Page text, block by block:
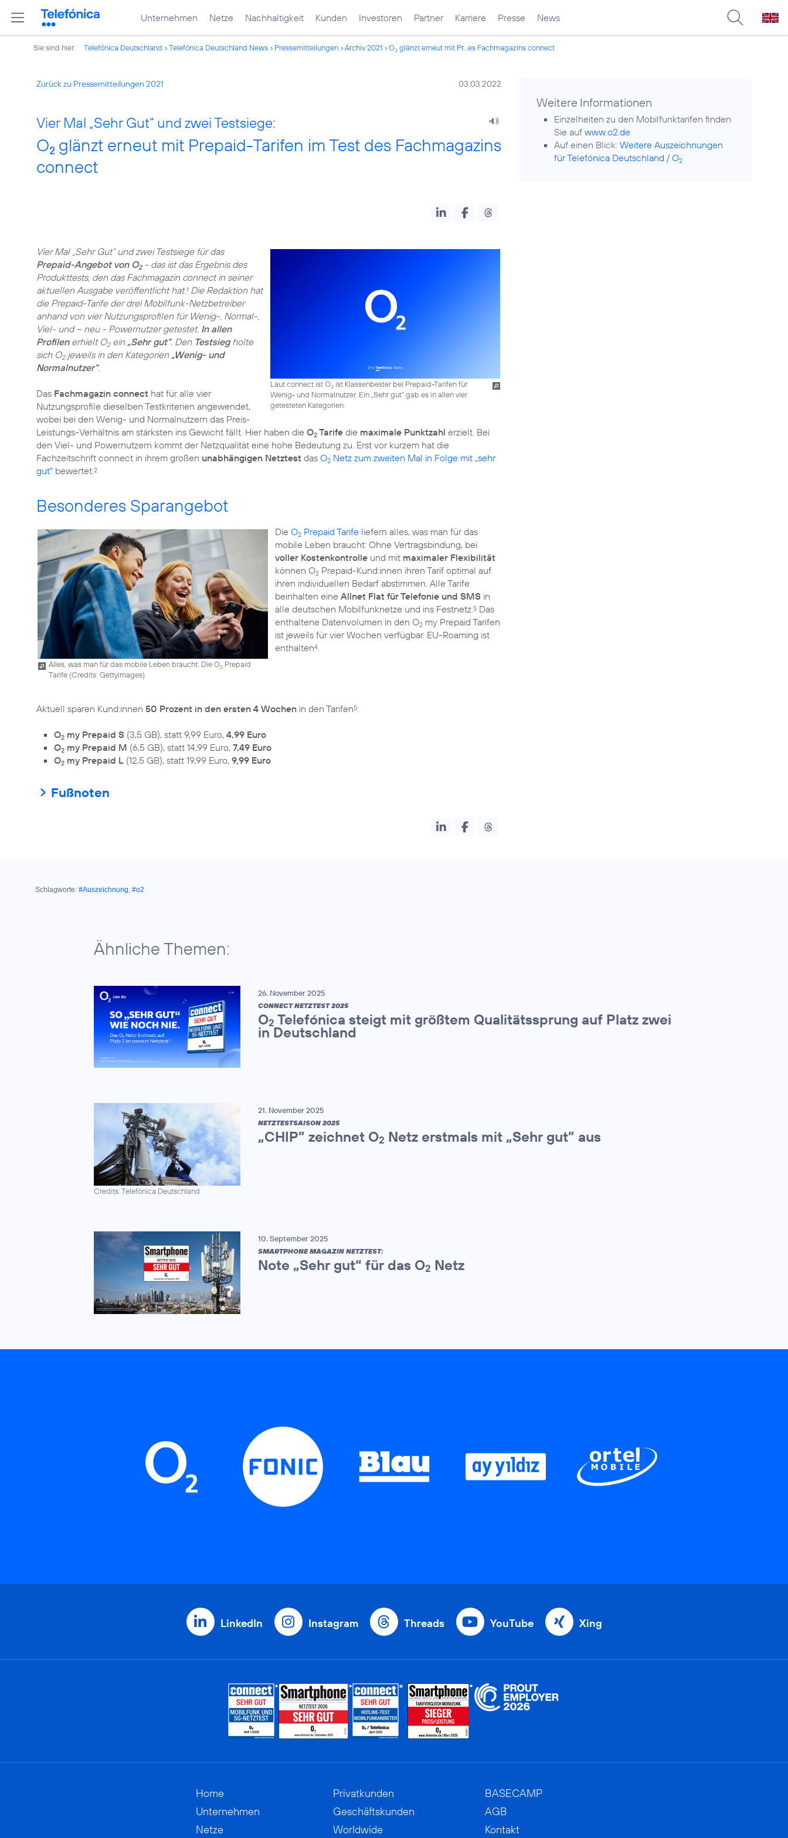
Unternehmen Netze Nachhaltigkeit Kunden Investoren Partner Karriere Presse News
Sie sind hier: Telefónica Deutschland Telefónica Deutschland News Pressemitteilungen Archiv 2021 O2 glänzt erneut mit Pr...es Fachmagazins connect
Zurück zu Pressemitteilungen 2021 03.03.2022
Vier Mal „Sehr Gut“ und zwei Testsiege:
O2 glänzt erneut mit Prepaid-Tarifen im Test des Fachmagazins
connect
Laut connect ist O2ist Klassenbester bei Prepaid-Tarifen für
Wenig- und Normalnutzer. Ein „Sehr gut“ gab es in allen vier
getesteten Kategorien.
Vier Mal „Sehr Gut“ und zwei Testsiege für das
Prepaid-Angebot von O2- das ist das Ergebnis des
Produkttests, den das Fachmagazin connect in seiner
aktuellen Ausgabe veröffentlicht hat.1Die Redaktion hat
die Prepaid-Tarife der drei Mobilfunk-Netzbetreiber
anhand von vier Nutzungsprofilen für Wenig-, Normal-,
Viel- und – neu - Powernutzer getestet. In allen
Profilenerhielt O2ein „Sehr gut“. Den Testsiegholte
sich O2jeweils in den Kategorien „Wenig- und
Normalnutzer“.
Das Fachmagazin connect hat für alle vier
Nutzungsprofile dieselben Testkriterien angewendet,
wobei bei den Wenig- und Normalnutzern das Preis-
Leistungs-Verhältnis am stärksten ins Gewicht fällt. Hier haben die O2 Tarife die maximale Punktzahl erzielt. Bei
den Viel- und Powernutzern kommt der Netzqualität eine hohe Bedeutung zu. Erst vor kurzem hat die
Fachzeitschrift connect in ihrem großen unabhängigen Netztest das O2 Netz zum zweiten Mal in Folge mit „sehr
gut“ bewertet.2
Besonderes Sparangebot
Alles, was man für das mobile Leben braucht: Die O2 Prepaid
Tarife (Credits: Gettyimages)
Die O2Prepaid Tarife liefern alles, was man für das
mobile Leben braucht: Ohne Vertragsbindung, bei
voller Kostenkontrolleund mit maximaler Flexibilität
können O2Prepaid-Kund:innen ihren Tarif optimal auf
ihren individuellen Bedarf abstimmen. Alle Tarife
beinhalten eine Allnet Flat für Telefonie und SMSin
alle deutschen Mobilfunknetze und ins Festnetz.5Das
enthaltene Datenvolumen in den O2my Prepaid Tarifen
ist jeweils für vier Wochen verfügbar. EU-Roaming ist
enthalten4.
Aktuell sparen Kund:innen 50 Prozent in den ersten 4 Wochen in den Tarifen5:
O2 my Prepaid S (3,5 GB), statt 9,99 Euro, 4,99 Euro
O2 my Prepaid M (6,5 GB), statt 14,99 Euro, 7,49 Euro
O2 my Prepaid L (12,5 GB), statt 19,99 Euro, 9,99 Euro
Fußnoten
Weitere Informationen
Einzelheiten zu den Mobilfunktarifen finden
Sie aufwww.o2.de
Auf einen Blick:Weitere Auszeichnungen
für Telefónica Deutschland / O2
Schlagworte: #Auszeichnung, #o2
Ähnliche Themen:
26. November 2025
CONNECT NETZTEST 2025
O2 Telefónica steigt mit größtem Qualitätssprung auf Platz zwei
in Deutschland
Credits: Telefónica Deutschland
21. November 2025
NETZTESTSAISON 2025
„CHIP” zeichnet O2 Netz erstmals mit „Sehr gut” aus
10. September 2025
SMARTPHONE MAGAZIN NETZTEST:
Note „Sehr gut“ für das O2 Netz
LinkedIn Instagram Threads YouTube Xing
Home
Unternehmen
Netze
Privatkunden
Geschäftskunden
Worldwide
BASECAMP
AGB
Kontakt